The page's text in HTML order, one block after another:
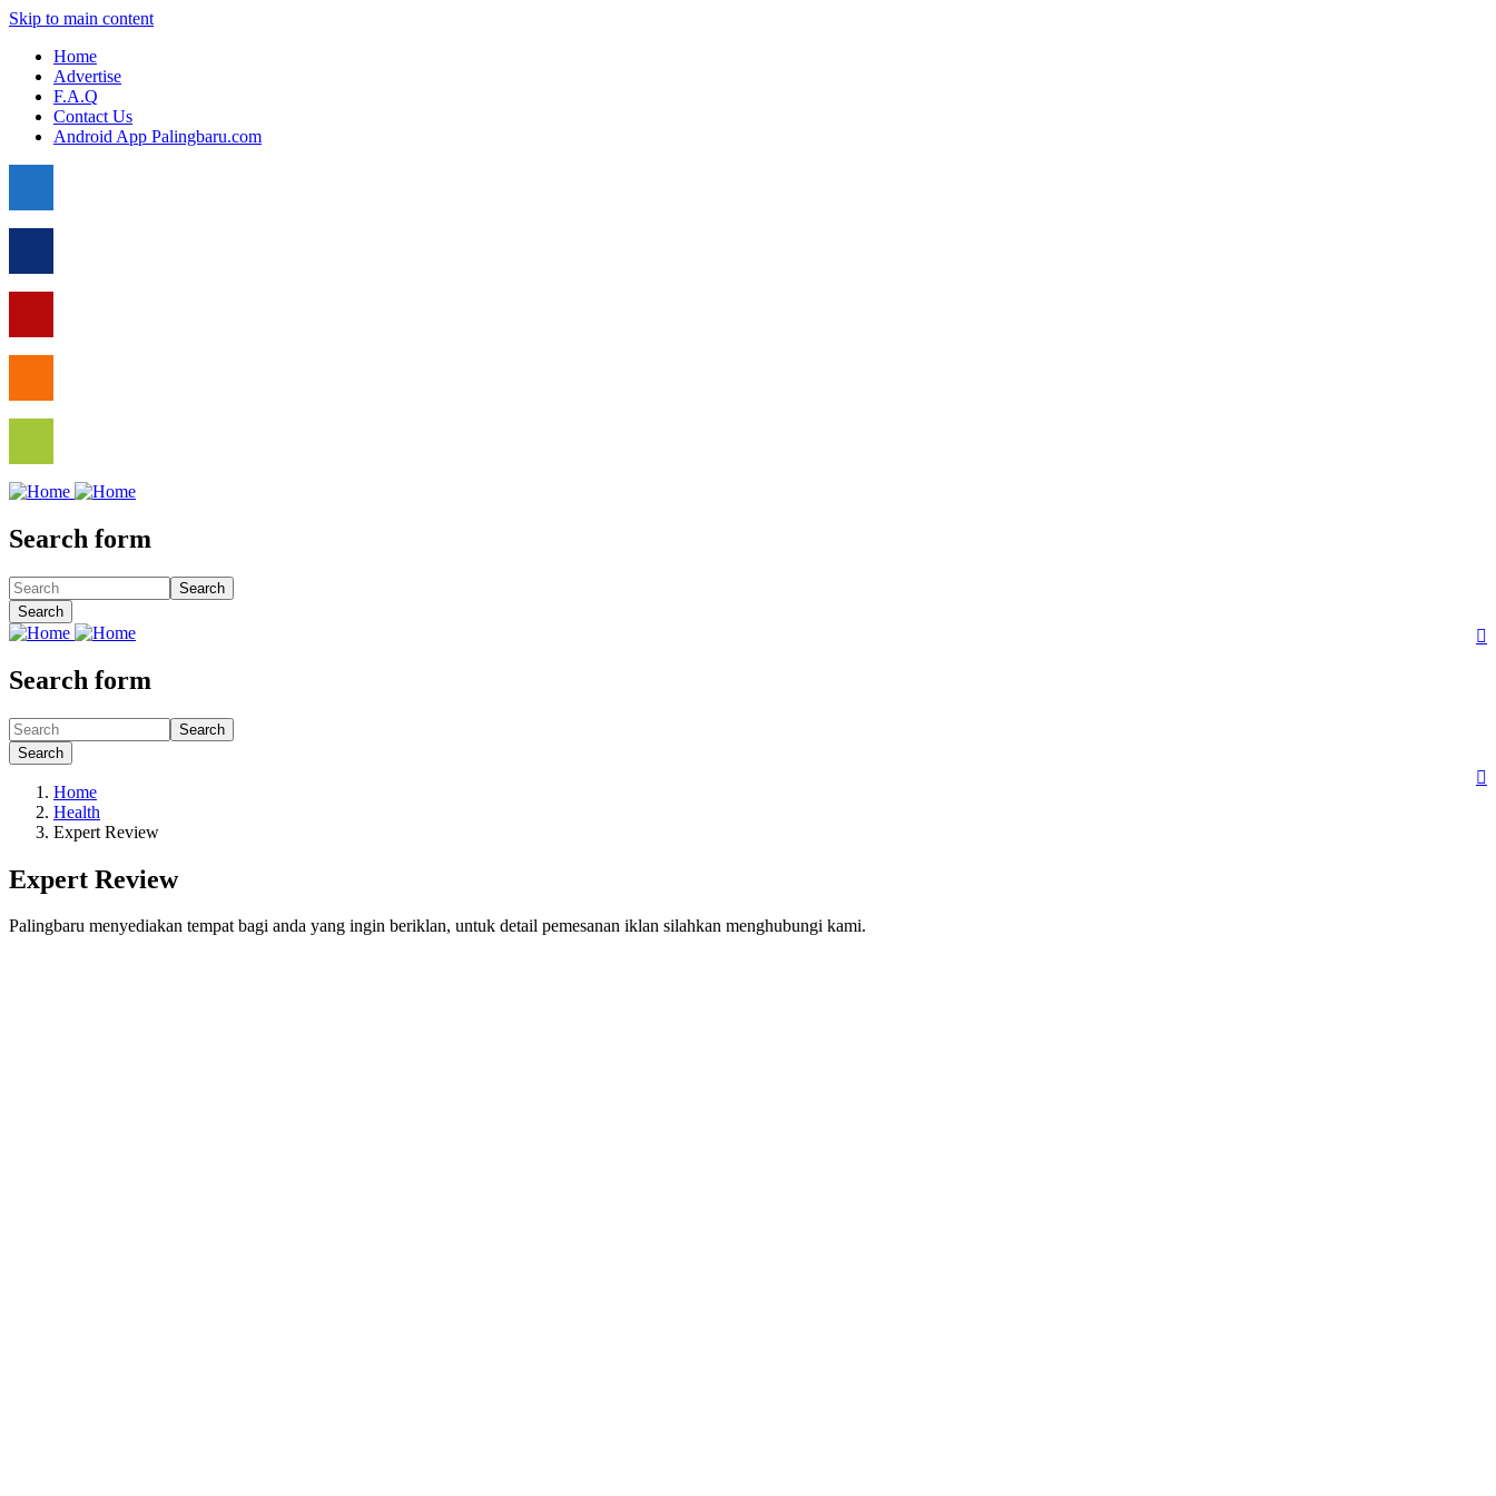
Skip to main content
Home
Advertise
F.A.Q
Contact Us
Android App Palingbaru.com
Search form
Search
Search

Search form
Search
Search

Home
Health
Expert Review
Expert Review
Palingbaru menyediakan tempat bagi anda yang ingin beriklan, untuk detail pemesanan iklan silahkan menghubungi kami.